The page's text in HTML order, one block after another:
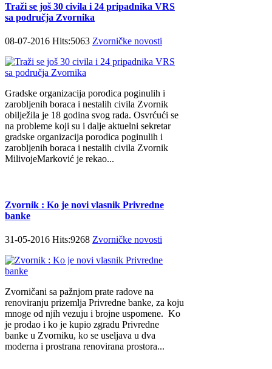
Traži se još 30 civila i 24 pripadnika VRS
sa područja Zvornika
08-07-2016 Hits:5063 Zvorničke novosti
Gradske organizacija porodica poginulih i
zarobljenih boraca i nestalih civila Zvornik
obilježila je 18 godina svog rada. Osvrćući se
na probleme koji su i dalje aktuelni sekretar
gradske organizacija porodica poginulih i
zarobljenih boraca i nestalih civila Zvornik
MilivojeMarković je rekao...
Zvornik : Ko je novi vlasnik Privredne
banke
31-05-2016 Hits:9268 Zvorničke novosti
Zvorničani sa pažnjom prate radove na
renoviranju prizemlja Privredne banke, za koju
mnoge od njih vezuju i brojne uspomene. Ko
je prodao i ko je kupio zgradu Privredne
banke u Zvorniku, ko se useljava u dva
moderna i prostrana renovirana prostora...